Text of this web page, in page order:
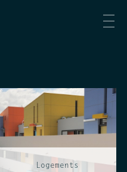
|||
Logements